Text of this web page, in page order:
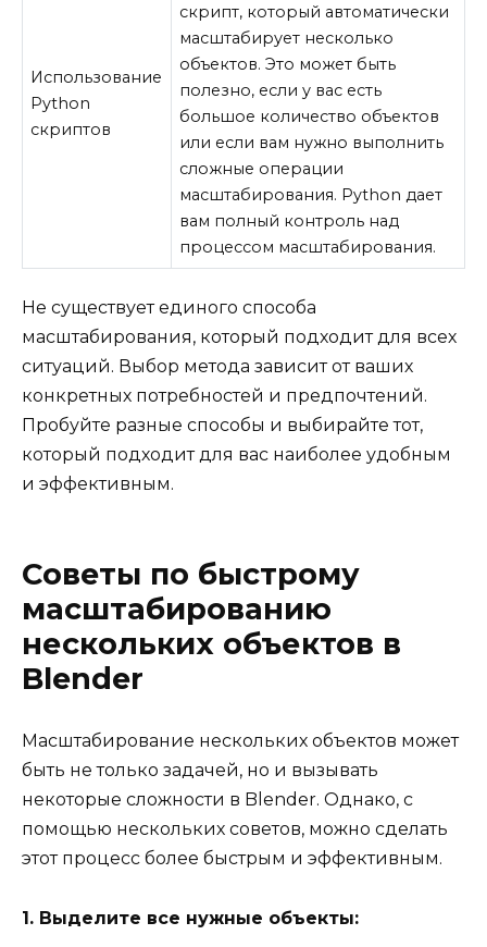
Использование
Python
скриптов
скрипт, который автоматически
масштабирует несколько
объектов. Это может быть
полезно, если у вас есть
большое количество объектов
или если вам нужно выполнить
сложные операции
масштабирования. Python дает
вам полный контроль над
процессом масштабирования.
Не существует единого способа
масштабирования, который подходит для всех
ситуаций. Выбор метода зависит от ваших
конкретных потребностей и предпочтений.
Пробуйте разные способы и выбирайте тот,
который подходит для вас наиболее удобным
и эффективным.
Советы по быстрому
масштабированию
нескольких объектов в
Blender
Масштабирование нескольких объектов может
быть не только задачей, но и вызывать
некоторые сложности в Blender. Однако, с
помощью нескольких советов, можно сделать
этот процесс более быстрым и эффективным.
1. Выделите все нужные объекты: